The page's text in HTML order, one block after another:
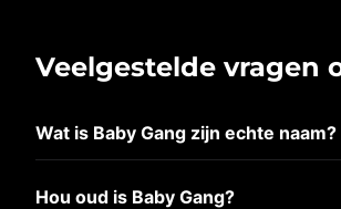
Veelgestelde vragen
Wat is Baby Gang zijn echte naam?
Hou oud is Baby Gang?